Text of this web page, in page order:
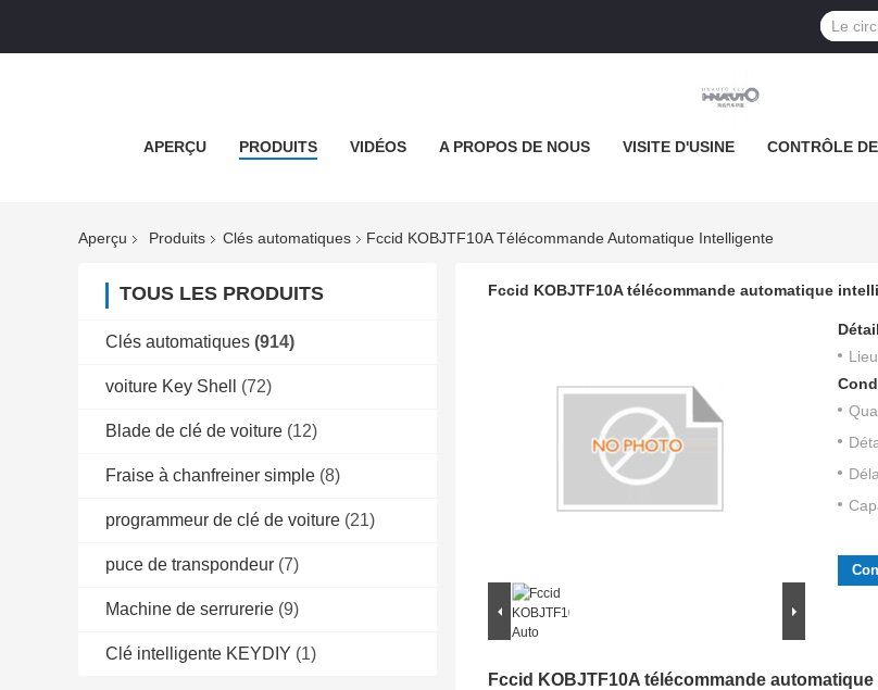
APERÇU PRODUITS VIDÉOS A PROPOS DE NOUS VISITE D'USINE CONTRÔLE
Aperçu Produits Clés automatiques Fccid KOBJTF10A Télécommande Automatique Intelligente
TOUS LES PRODUITS
Clés automatiques (914)
voiture Key Shell (72)
Blade de clé de voiture (12)
Fraise à chanfreiner simple (8)
programmeur de clé de voiture (21)
puce de transpondeur (7)
Machine de serrurerie (9)
Clé intelligente KEYDIY (1)
Fccid KOBJTF10A télécommande automatique
Fccid KOBJTF10A télécommande